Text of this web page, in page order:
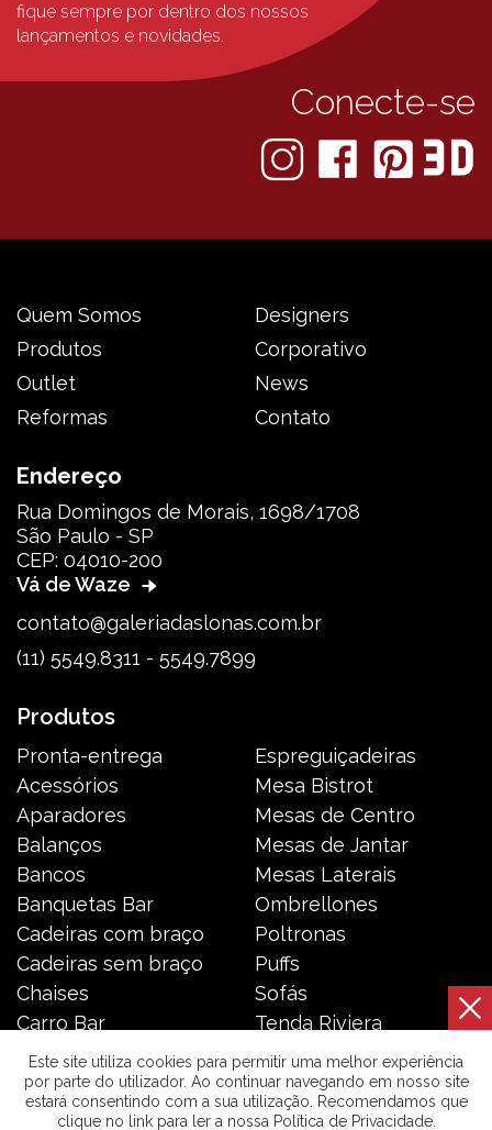
fique sempre por dentro dos nossos
lançamentos e novidades.
Conecte-se
Quem Somos
Produtos
Outlet
Reformas
Designers
Corporativo
News
Contato
Endereço
Rua Domingos de Morais, 1698/1708
São Paulo - SP
CEP: 04010-200
Vá de Waze
contato@galeriadaslonas.com.br
(11) 5549.8311 - 5549.7899
Produtos
Pronta-entrega
Acessórios
Aparadores
Balanços
Bancos
Banquetas Bar
Cadeiras com braço
Cadeiras sem braço
Chaises
Carro Bar
Coleção Resort
Espreguiçadeiras
Mesa Bistrot
Mesas de Centro
Mesas de Jantar
Mesas Laterais
Ombrellones
Poltronas
Puffs
Sofás
Tenda Riviera
Toldos e Cortinas
Galeria das Lonas © 2026 | Todos os direitos reservados. |
Este site utiliza cookies para permitir uma melhor experiência
por parte do utilizador. Ao continuar navegando em nosso site
estará consentindo com a sua utilização. Recomendamos que
clique no link para ler a nossa Política de Privacidade.